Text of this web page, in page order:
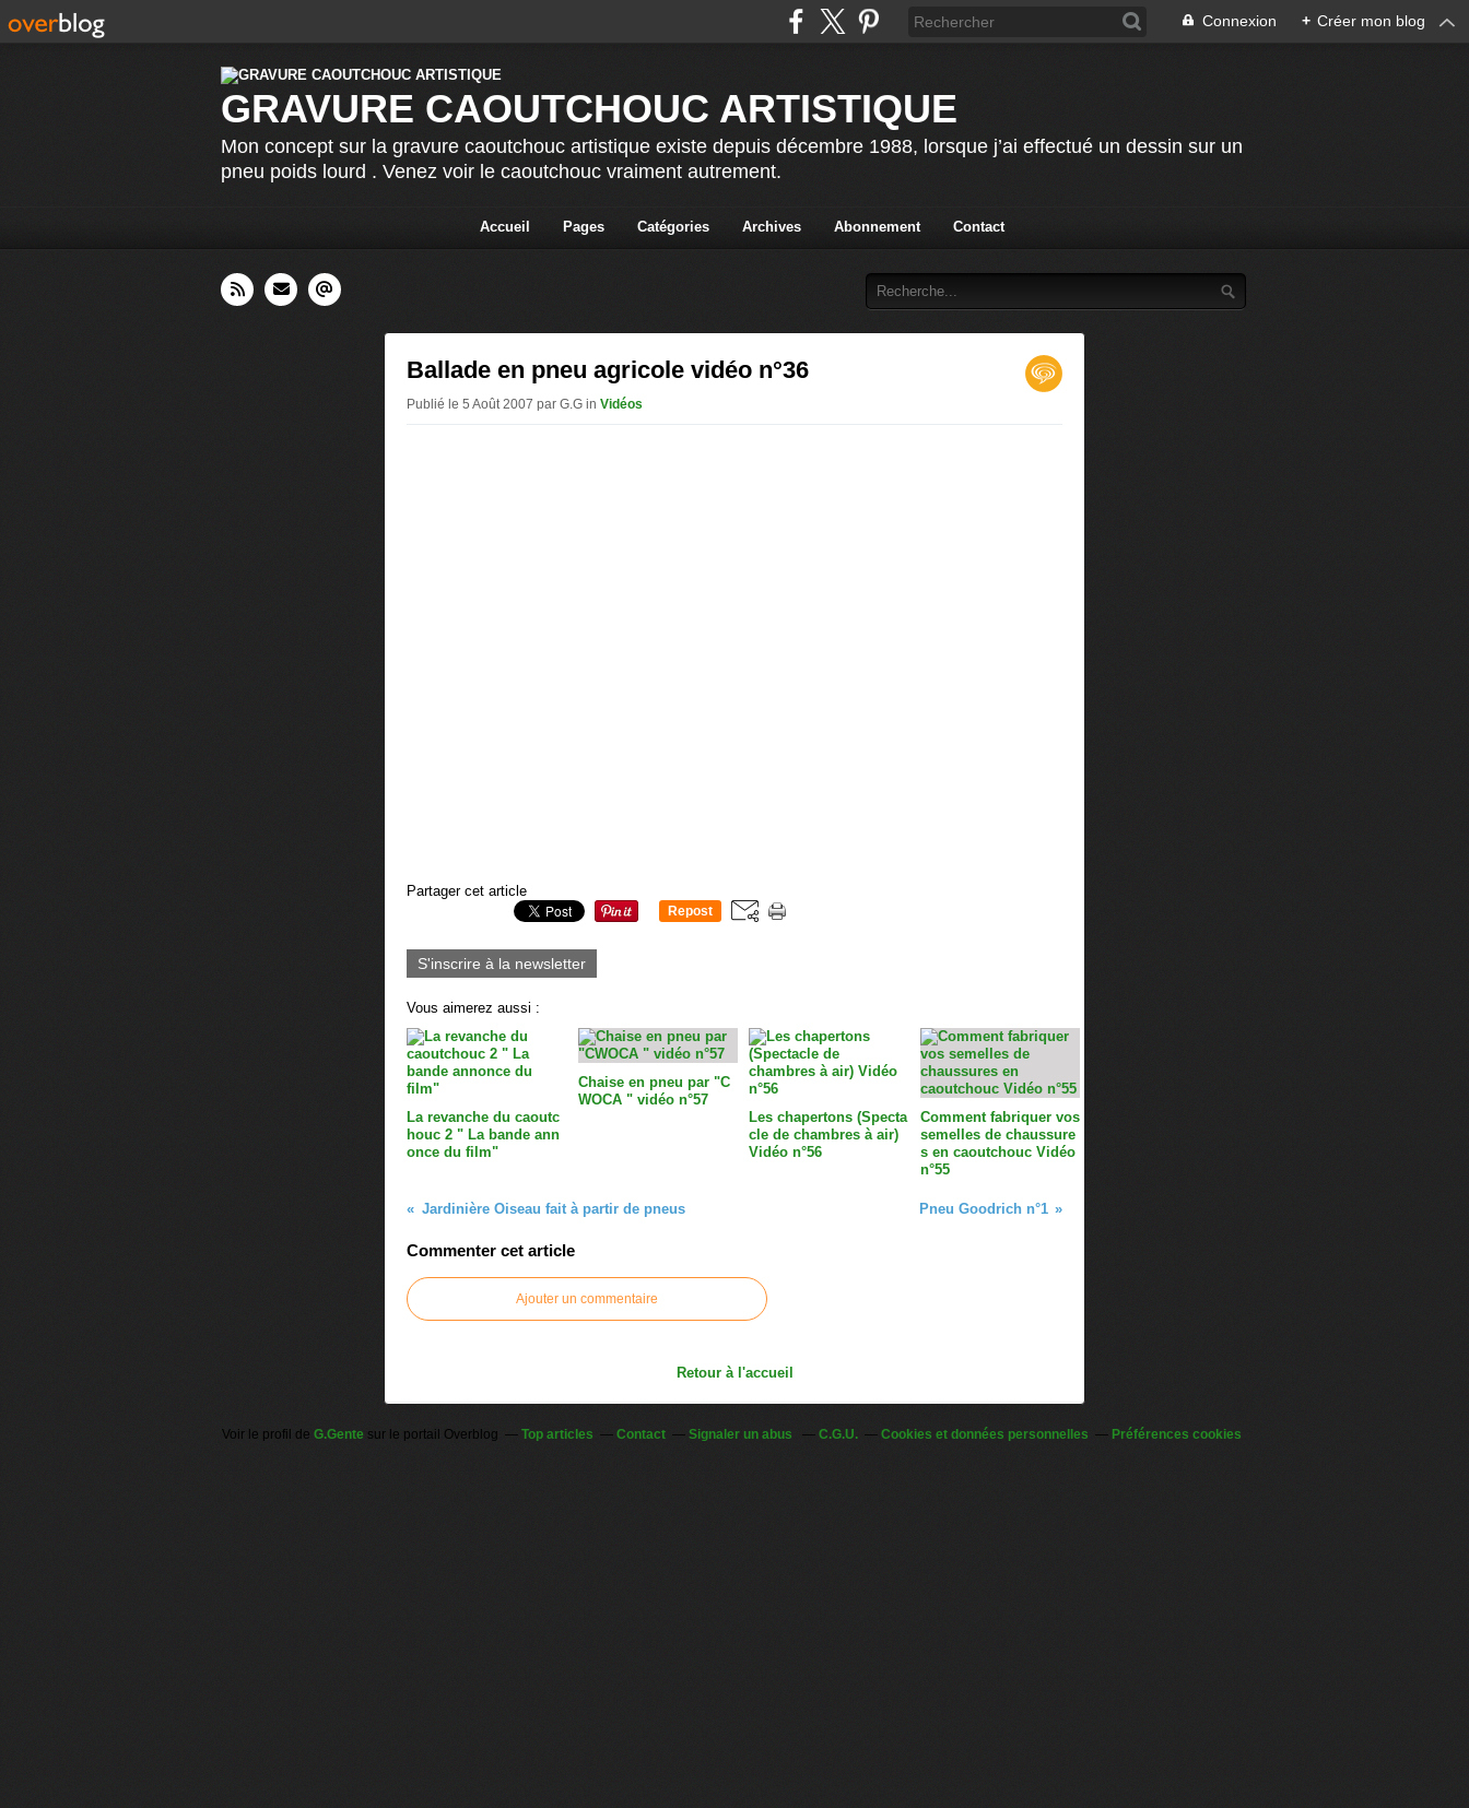
Connexion + Créer mon blog
GRAVURE CAOUTCHOUC ARTISTIQUE
Mon concept sur la gravure caoutchouc artistique existe depuis décembre 1988, lorsque j’ai effectué un dessin sur un
pneu poids lourd . Venez voir le caoutchouc vraiment autrement.
Accueil Pages Catégories Archives Abonnement Contact
Ballade en pneu agricole vidéo n°36
Publié le 5 Août 2007 par G.G in Vidéos
Partager cet article
Repost
S'inscrire à la newsletter
Vous aimerez aussi :
La revanche du caoutc
houc 2 " La bande ann
once du film"
Chaise en pneu par "C
WOCA " vidéo n°57
Les chapertons (Specta
cle de chambres à air)
Vidéo n°56
Comment fabriquer vos
semelles de chaussure
s en caoutchouc Vidéo
n°55
Jardinière Oiseau fait à partir de pneus Pneu Goodrich n°1
Commenter cet article
Ajouter un commentaire
Retour à l'accueil
Voir le profil de G.Gente sur le portail Overblog Top articles Contact Signaler un abus C.G.U. Cookies et données personnelles Préférences cookies